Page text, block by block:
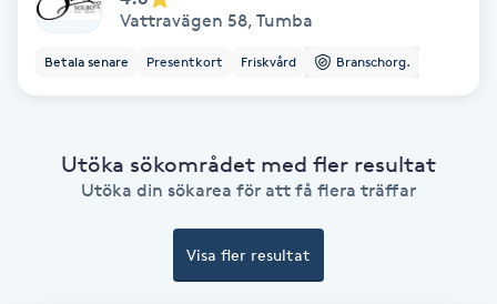
Ansiktsbehandling djuprengörande
Balayage
Vattravägen 58, Tumba
Betala senare Presentkort Friskvård Branschorg.
Utöka sökområdet med fler resultat
Utöka din sökarea för att få flera träffar
Visa fler resultat